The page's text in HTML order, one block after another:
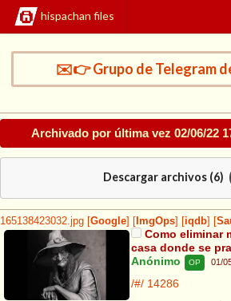
hispachan files
✉️👉 Grupo de Telegram
Archivado por última vez 02/06/22
Descargar archivos (6)
165138423032.jpg Google ImgOps iqdb
Como eliminar
casa donde se
Anónimo
OP 01/
/#/ 14286